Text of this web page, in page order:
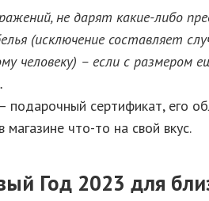
не дарят какие-либо
(исключение составляет
человеку) – если с
сертификат, его
что-то на свой вкус.
Год 2023 для